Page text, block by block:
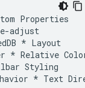
Properties
adjust
* Layout
* Relative
Styling
* Text